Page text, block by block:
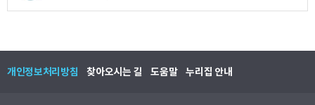
개인정보처리방침 찾아오시는 길 도움말 누리집 안내